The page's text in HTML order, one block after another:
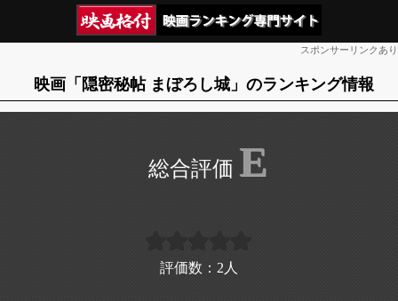
スポンサーリンクあり
映画「隠密秘帖 まぼろし城」のランキング情報
E
評価数： 2 人